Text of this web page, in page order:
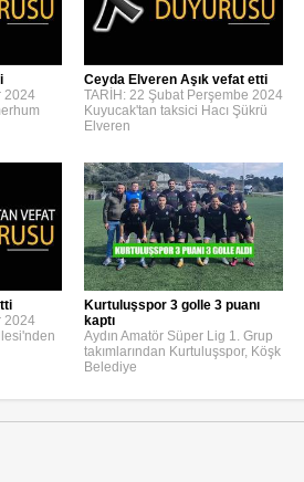
2024
Ceyda Elveren Aşık vefat etti
TARİH: 22 Şubat Perşembe 2024
Kuyucak'tan taksici Hacı Şükrü
Elveren
2024
Kurtuluşspor 3 golle 3 puanı
kaptı
Aydın Amatör Süper Lig 1. Grup
takımlarından Kurtuluşspor, Köşk
Belediye